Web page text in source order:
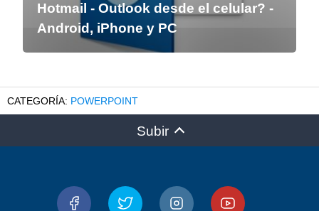
Hotmail - Outlook desde el celular? -
Android, iPhone y PC
POWERPOINT
Subir